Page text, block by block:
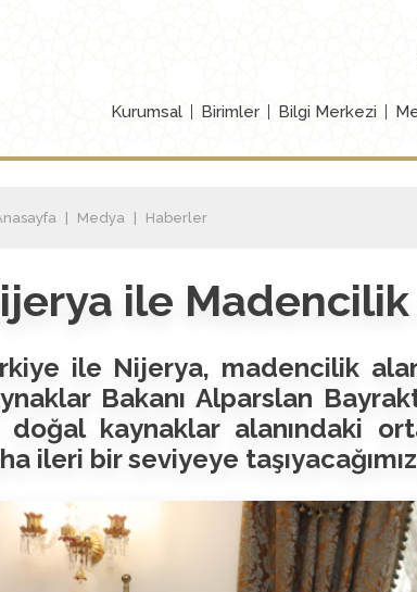
Kurumsal Birimler Bilgi Merkezi
Medya Haberler
ile Madencilik
ile Nijerya, madencilik
Bakanı Alparslan
kaynaklar alanındaki
ileri bir seviyeye